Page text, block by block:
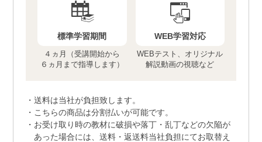
標準学習期間
４ヵ月（受講開始から
６ヵ月まで指導します）
WEB学習対応
WEBテスト、オリジナル
解説動画の視聴など
送料は当社が負担致します。
こちらの商品は分割払いが可能です。
お受け取り時の教材に破損や落丁・乱丁などの欠陥が
あった場合には、送料・返送料当社負担にてお取替え